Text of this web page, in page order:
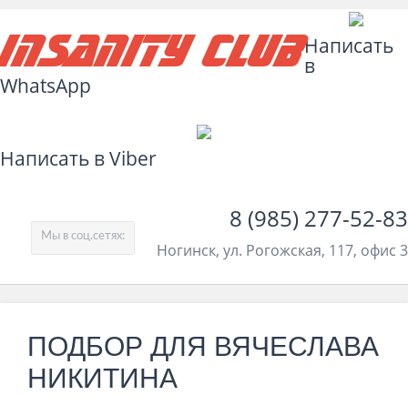
Insanity ClubНаписать
в
WhatsApp
Написать в Viber
8 (985) 277-52-83
Ногинск, ул. Рогожская, 117, офис 3
Мы в соц.сетях:
ПОДБОР ДЛЯ ВЯЧЕСЛАВА
НИКИТИНА